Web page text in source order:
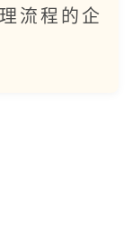
流程的企